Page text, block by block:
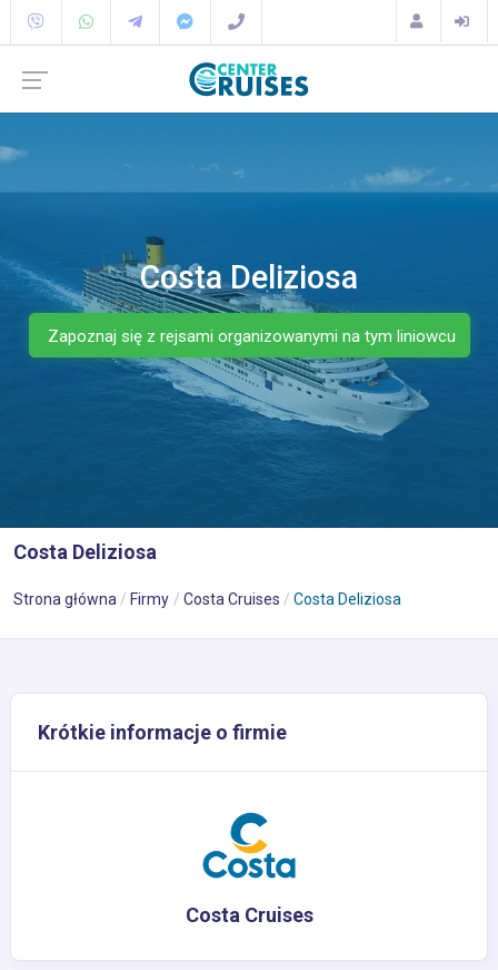
Costa Deliziosa
Zapoznaj się z rejsami organizowanymi na tym liniowcu
Costa Deliziosa
Strona główna Firmy Costa Cruises Costa Deliziosa
Krótkie informacje o firmie
Costa Cruises